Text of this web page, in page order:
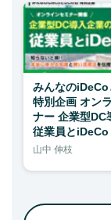
みんなのiDeCo
特別企画 オン
ナー 企業型DC
従業員とiDeCo
山中 伸枝